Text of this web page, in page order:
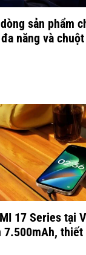
sản phẩm
năng và
17 Series tại
7.500mAh,